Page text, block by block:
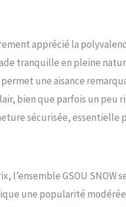
apprécié la
tranquille en pleine
une aisance
bien que parfois un
sécurisée, essentielle
l’ensemble GSOU SNOW
une popularité